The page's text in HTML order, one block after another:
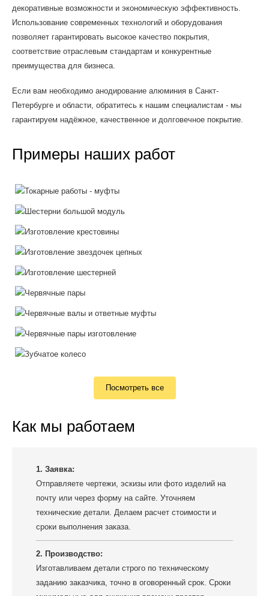
декоративные возможности и экономическую эффективность.
Использование современных технологий и оборудования
позволяет гарантировать высокое качество покрытия,
соответствие отраслевым стандартам и конкурентные
преимущества для бизнеса.
Если вам необходимо анодирование алюминия в Санкт-
Петербурге и области, обратитесь к нашим специалистам - мы
гарантируем надёжное, качественное и долговечное покрытие.
Примеры наших работ
Посмотреть все
Как мы работаем
1. Заявка:
Отправляете чертежи, эскизы или фото изделий на
почту или через форму на сайте. Уточняем
технические детали. Делаем расчет стоимости и
сроки выполнения заказа.
2. Производство:
Изготавливаем детали строго по техническому
заданию заказчика, точно в оговоренный срок. Сроки